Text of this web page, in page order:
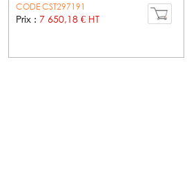
CODE CST297191
Prix : 7 650,18 € HT